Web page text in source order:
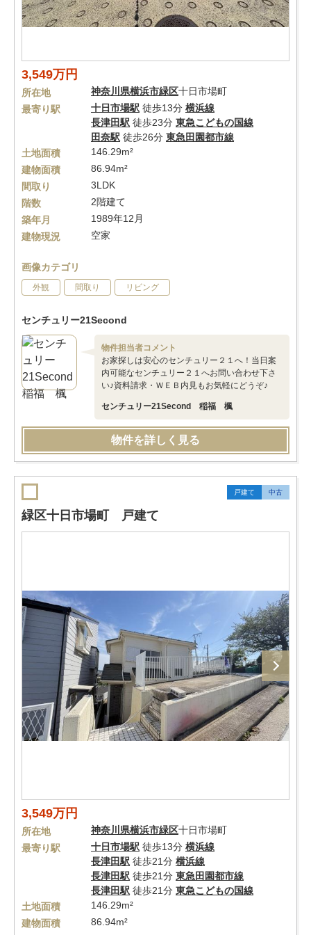
3,549万円
所在地 神奈川県横浜市緑区十日市場町
最寄り駅
十日市場駅 徒歩13分 横浜線
長津田駅 徒歩23分 東急こどもの国線
田奈駅 徒歩26分 東急田園都市線
土地面積
146.29m²
建物面積
86.94m²
間取り
3LDK
階数
2階建て
築年月
1989年12月
建物現況
空家
画像カテゴリ
外観 間取り リビング
センチュリー21Second
物件担当者コメント
お家探しは安心のセンチュリー２１へ！当日案
内可能なセンチュリー２１へお問い合わせ下さ
い♪資料請求・ＷＥＢ内見もお気軽にどうぞ♪
センチュリー21Second 稲福 楓
物件を詳しく見る
戸建て 中古
緑区十日市場町 戸建て
3,549万円
所在地 神奈川県横浜市緑区十日市場町
最寄り駅
十日市場駅 徒歩13分 横浜線
長津田駅 徒歩21分 横浜線
長津田駅 徒歩21分 東急田園都市線
長津田駅 徒歩21分 東急こどもの国線
土地面積
146.29m²
建物面積
86.94m²